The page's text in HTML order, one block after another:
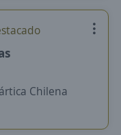
Chilena